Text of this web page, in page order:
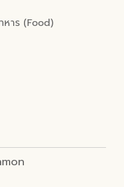
าร (Food)